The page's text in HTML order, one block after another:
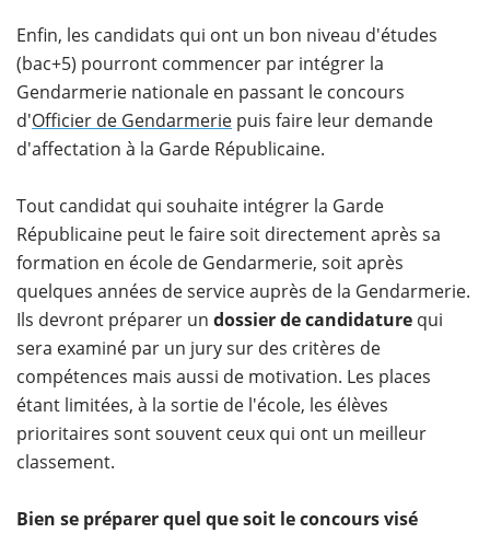
Enfin, les candidats qui ont un bon niveau d'études
(bac+5) pourront commencer par intégrer la
Gendarmerie nationale en passant le concours
d'Officier de Gendarmerie puis faire leur demande
d'affectation à la Garde Républicaine.
Tout candidat qui souhaite intégrer la Garde
Républicaine peut le faire soit directement après sa
formation en école de Gendarmerie, soit après
quelques années de service auprès de la Gendarmerie.
Ils devront préparer un dossier de candidature qui
sera examiné par un jury sur des critères de
compétences mais aussi de motivation. Les places
étant limitées, à la sortie de l'école, les élèves
prioritaires sont souvent ceux qui ont un meilleur
classement.
Bien se préparer quel que soit le concours visé